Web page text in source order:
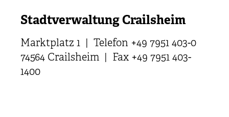
Stadtverwaltung Crailsheim
Marktplatz 1 | Telefon +49 7951 403-0
74564 Crailsheim | Fax +49 7951 403-
1400